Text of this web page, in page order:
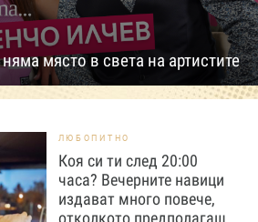
място в света на артистите
ЛЮБОПИТНО
Коя си ти след 20:00
часа? Вечерните навици
издават много повече,